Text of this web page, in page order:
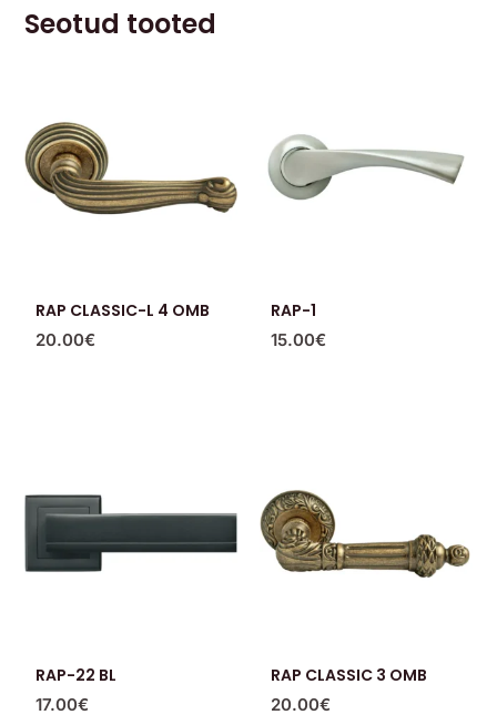
Seotud tooted
RAP CLASSIC-L 4 OMB
20.00€
RAP-1
15.00€
RAP-22 BL
17.00€
RAP CLASSIC 3 OMB
20.00€